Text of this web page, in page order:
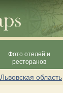
Фото отелей и
ресторанов
Львовская область